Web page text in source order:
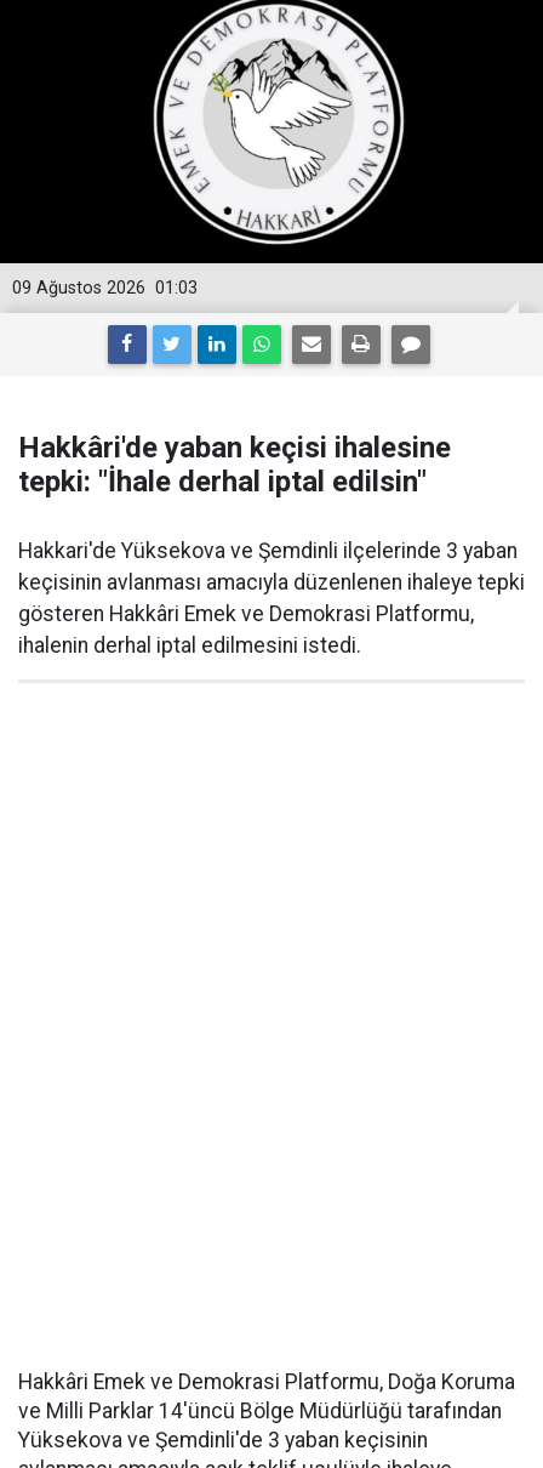
01:03
09 Ağustos 2026
Hakkâri'de yaban keçisi ihalesine
tepki: "İhale derhal iptal edilsin"
Hakkari'de Yüksekova ve Şemdinli ilçelerinde 3 yaban
keçisinin avlanması amacıyla düzenlenen ihaleye tepki
gösteren Hakkâri Emek ve Demokrasi Platformu,
ihalenin derhal iptal edilmesini istedi.
Hakkâri Emek ve Demokrasi Platformu, Doğa Koruma
ve Milli Parklar 14'üncü Bölge Müdürlüğü tarafından
Yüksekova ve Şemdinli'de 3 yaban keçisinin